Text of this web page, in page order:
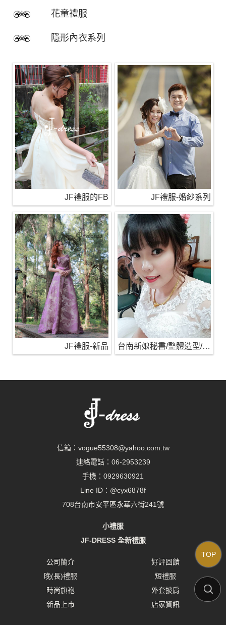
花童禮服
隱形內衣系列
JF禮服的FB JF禮服-婚紗系列
JF禮服-新品 台南新娘秘書/整體造型/蒂芬妮保養 時尚彩妝
TOP
信箱： vogue55308@yahoo.com.tw
連絡電話： 06-2953239
手機： 0929630921
Line ID： @cyx6878f
708台南市安平區永華六街241號
小禮服
JF-DRESS 全新禮服
公司簡介
好評回饋
晚(長)禮服
短禮服
時尚旗袍
外套披肩
新品上市
店家資訊